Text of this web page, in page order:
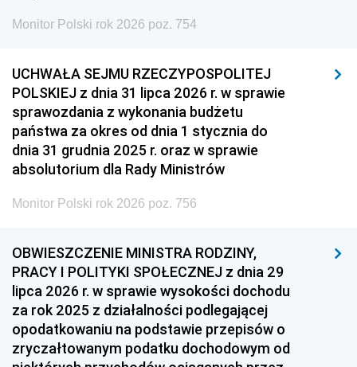
Monitor Polski rok 2026 poz. 754
UCHWAŁA SEJMU RZECZYPOSPOLITEJ
POLSKIEJ z dnia 31 lipca 2026 r. w sprawie
sprawozdania z wykonania budżetu
państwa za okres od dnia 1 stycznia do
dnia 31 grudnia 2025 r. oraz w sprawie
absolutorium dla Rady Ministrów
Monitor Polski rok 2026 poz. 756
OBWIESZCZENIE MINISTRA RODZINY,
PRACY I POLITYKI SPOŁECZNEJ z dnia 29
lipca 2026 r. w sprawie wysokości dochodu
za rok 2025 z działalności podlegającej
opodatkowaniu na podstawie przepisów o
zryczałtowanym podatku dochodowym od